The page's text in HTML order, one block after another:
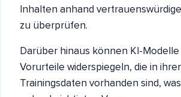
Inhalten anhand
zu überprüfen.
Darüber hinaus können KI-Modelle
Vorurteile widerspiegeln, die in
Trainingsdaten vorhanden sind,